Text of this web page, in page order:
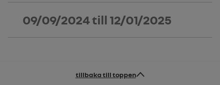
09/09/2024till 12/01/2025
tillbaka till toppen